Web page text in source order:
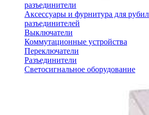
разъединители
Аксессуары и фурнитура для
разъединителей
Выключатели
Коммутационные устройства
Переключатели
Разъединители
Светосигнальное оборудование